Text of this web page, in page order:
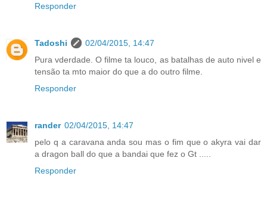
Responder
Tadoshi
02/04/2015, 14:47
Pura vderdade. O filme ta louco, as batalhas de auto nivel e
tensão ta mto maior do que a do outro filme.
Responder
rander 02/04/2015, 14:47
pelo q a caravana anda sou mas o fim que o akyra vai dar
a dragon ball do que a bandai que fez o Gt .....
Responder